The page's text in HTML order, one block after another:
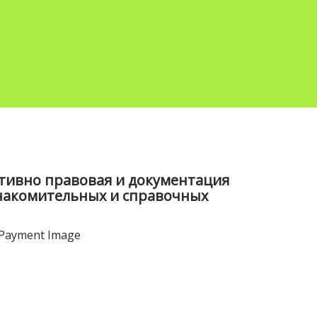
правовая и документация
и справочных